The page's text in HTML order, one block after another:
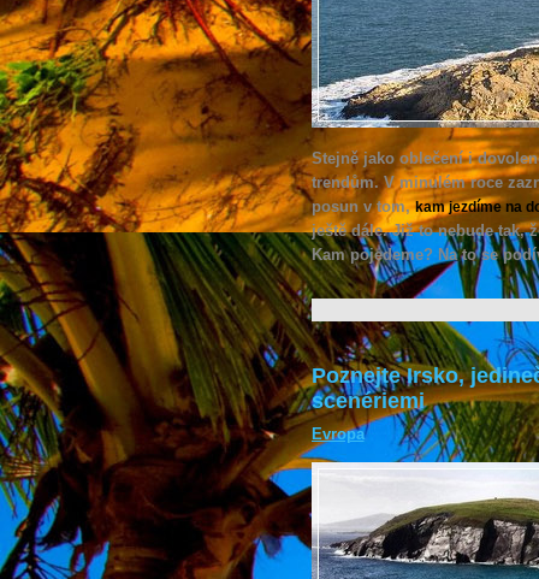
Stejně jako oblečení i
trendům. V minulém roce
posun v tom,kam jezdíme na
ještě dále. Již to nebude tak,
Kam pojedeme? Na to se
Poznejte Irsko,
scenériemi
Evropa